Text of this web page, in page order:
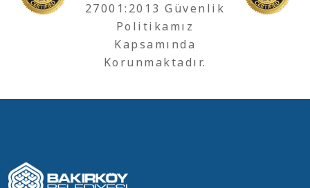
27001:2013 Güvenlik
Politikamız
Kapsamında
Korunmaktadır.